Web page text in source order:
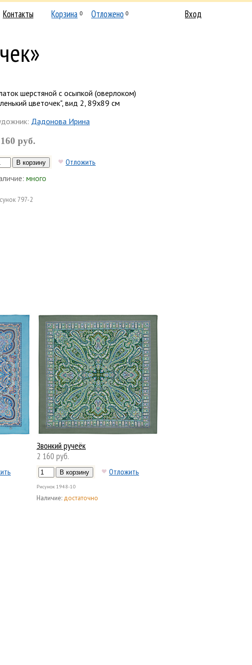
Контакты Корзина 0 Отложено 0 Вход
шерстяной с осыпкой (оверлоком)
цветочек", вид 2, 89x89 см
Дадонова Ирина
руб.
Отложить
много
797-2
Звонкий ручеёк
2 160 руб.
Отложить
Рисунок 1948-10
Наличие: достаточно